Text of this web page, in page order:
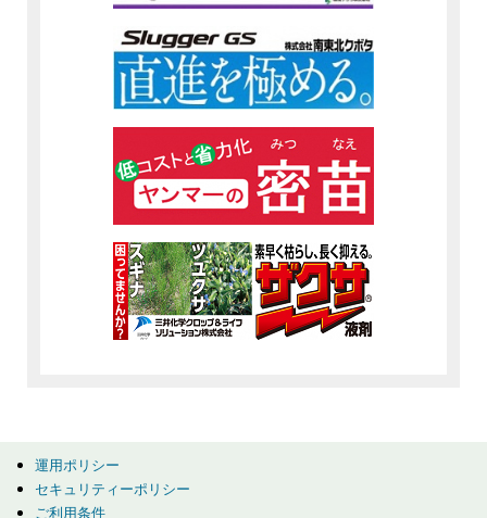
運用ポリシー
セキュリティーポリシー
ご利用条件